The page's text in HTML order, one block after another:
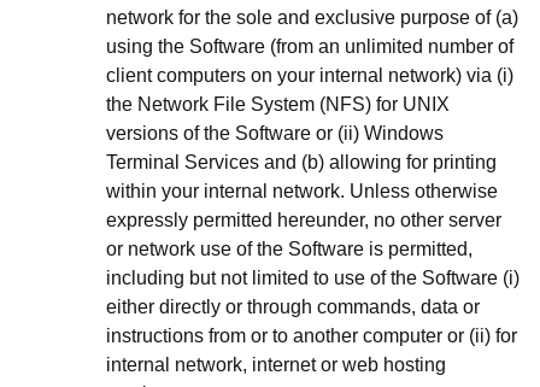
network for the sole and exclusive purpose of (a)
using the Software (from an unlimited number of
client computers on your internal network) via (i)
the Network File System (NFS) for UNIX
versions of the Software or (ii) Windows
Terminal Services and (b) allowing for printing
within your internal network. Unless otherwise
expressly permitted hereunder, no other server
or network use of the Software is permitted,
including but not limited to use of the Software (i)
either directly or through commands, data or
instructions from or to another computer or (ii) for
internal network, internet or web hosting